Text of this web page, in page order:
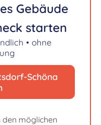
Gebäude
starten
• ohne
Schöna
den möglichen